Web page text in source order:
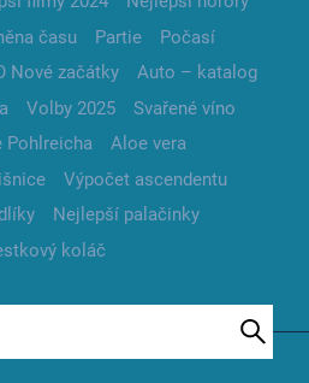
času Partie
Počasí
Nové začátky
Auto – katalog
Volby 2025
Svařené víno
Pohlreicha
Aloe vera
Výpočet ascendentu
Nejlepší palačinky
koláč